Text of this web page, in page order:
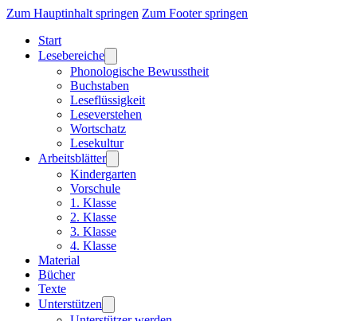
Zum Hauptinhalt springen Zum Footer springen
Start
Lesebereiche
Phonologische Bewusstheit
Buchstaben
Leseflüssigkeit
Leseverstehen
Wortschatz
Lesekultur
Arbeitsblätter
Kindergarten
Vorschule
1. Klasse
2. Klasse
3. Klasse
4. Klasse
Material
Bücher
Texte
Unterstützen